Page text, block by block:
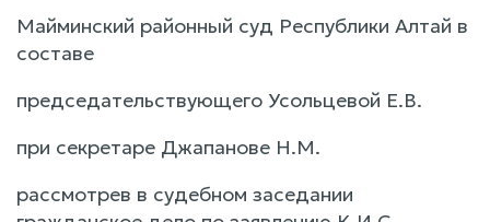
Майминский районный суд Республики Алтай в
составе
председательствующего Усольцевой Е.В.
при секретаре Джапанове Н.М.
рассмотрев в судебном заседании